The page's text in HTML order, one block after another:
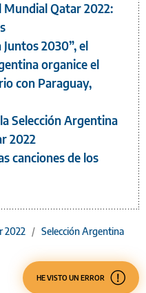
Qatar 2022:
2030”, el
organice el
con Paraguay,
Selección Argentina
2022
canciones de los
2022 / Selección Argentina
HE VISTO UN ERROR